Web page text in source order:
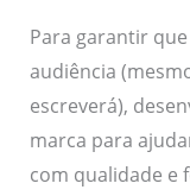
Para garantir
audiência
escreverá),
marca para
com qualidade e